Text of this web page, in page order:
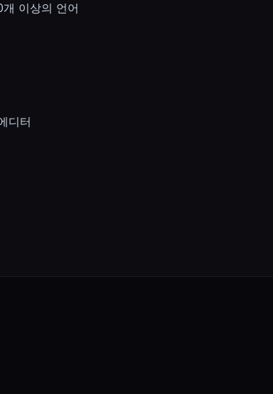
이상의 언어
디터